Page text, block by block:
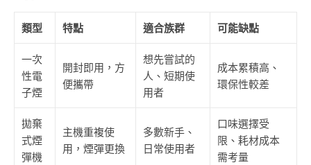
類型 特點 適合族群 可能缺點
一次
性電
子煙
開封即用，方
便攜帶
想先嘗試的
人、短期使
用者
成本累積高、
環保性較差
拋棄
式煙
彈機
主機重複使
用，煙彈更換
多數新手、
日常使用者
口味選擇受
限、耗材成本
需考量